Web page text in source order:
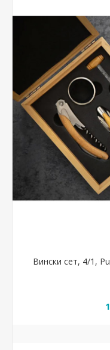
Вински сет, 4/1,